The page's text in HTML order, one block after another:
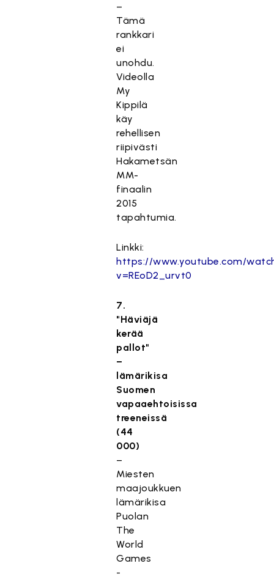
–
Tämä
rankkari
ei
unohdu.
Videolla
My
Kippilä
käy
rehellisen
riipivästi
Hakametsän
MM-
finaalin
2015
tapahtumia.
Linkki:
https://www.youtube.com/
v=REoD2_urvt0
7.
"Häviäjä
kerää
pallot"
–
lämärikisa
Suomen
vapaaehtoisissa
treeneissä
(44
000)
–
Miesten
maajoukkuen
lämärikisa
Puolan
The
World
Games
-